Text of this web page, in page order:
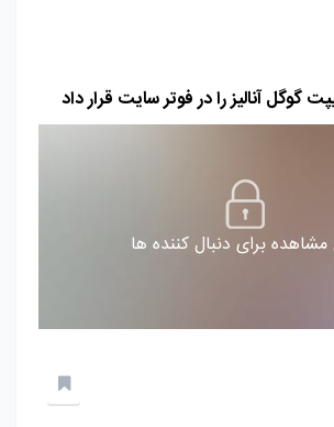
گوگل آنالیز را در فوتر سایت قرار داد
مشاهده برای دنبال کننده ها